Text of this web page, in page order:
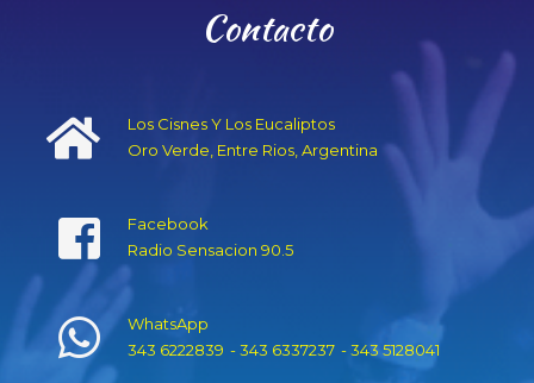
Contacto
Los Cisnes Y Los Eucaliptos
Oro Verde, Entre Rios, Argentina
Facebook
Radio Sensacion 90.5
WhatsApp
343 6222839 - 343 6337237 - 343 5128041